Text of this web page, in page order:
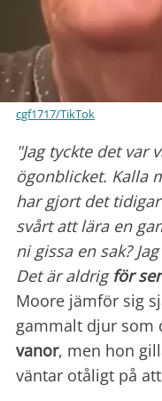
cgf1717/TikTok
"Jag tyckte det var
ögonblicket. Kalla
har gjort det
svårt att lära en
ni gissa en sak?
Det är aldrig för
Moore jämför sig
gammalt djur som
vanor, men hon
väntar otåligt på